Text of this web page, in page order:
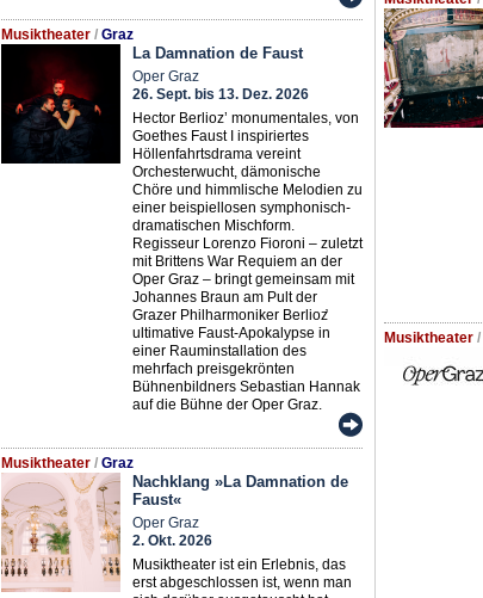
Musiktheater / Graz
La Damnation de Faust
Oper Graz
26. Sept. bis 13. Dez. 2026
Hector Berlioz’ monumentales, von
Goethes Faust I inspiriertes
Höllenfahrtsdrama vereint
Orchesterwucht, dämonische
Chöre und himmlische Melodien zu
einer beispiellosen symphonisch-
dramatischen Mischform.
Regisseur Lorenzo Fioroni – zuletzt
mit Brittens War Requiem an der
Oper Graz – bringt gemeinsam mit
Johannes Braun am Pult der
Grazer Philharmoniker Berlioz̛
ultimative Faust-Apokalypse in
einer Rauminstallation des
mehrfach preisgekrönten
Bühnenbildners Sebastian Hannak
auf die Bühne der Oper Graz.
Musiktheater / Graz
Nachklang »La Damnation de
Faust«
Oper Graz
2. Okt. 2026
Musiktheater ist ein Erlebnis, das
erst abgeschlossen ist, wenn man
Musiktheater /